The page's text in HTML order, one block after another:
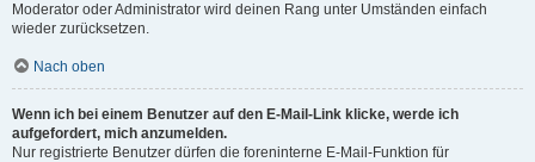
Moderator oder Administrator wird deinen Rang unter Umständen einfach
wieder zurücksetzen.
Nach oben
Wenn ich bei einem Benutzer auf den E-Mail-Link klicke, werde ich
aufgefordert, mich anzumelden.
Nur registrierte Benutzer dürfen die foreninterne E-Mail-Funktion für